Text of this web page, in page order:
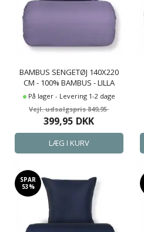
BAMBUS SENGETØJ 140X220
CM - 100% BAMBUS - LILLA
SATINVÆVET
På lager - Levering 1-2 dage
849,95
399,95 DKK
SPAR
53%